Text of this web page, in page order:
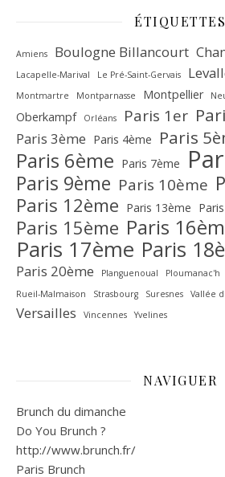
ÉTIQUETTES
Amiens Boulogne Billancourt
Lacapelle-Marival Le Pré-Saint-Gervais
Montmartre Montparnasse Montpellier
Oberkampf Orléans Paris 1er
Paris 3ème Paris 4ème Paris
Paris 6ème Paris 7ème
Paris 9ème Paris 10ème
Paris 12ème Paris 13ème
Paris 15ème Paris
Paris 17ème Paris
Paris 20ème
Planguenoual Ploumanac'h
Rueil-Malmaison
Strasbourg Suresnes Vallée
Versailles Vincennes Yvelines
NAVIGUER
Brunch du dimanche
Do You Brunch ?
http://www.brunch.fr/
Paris Brunch